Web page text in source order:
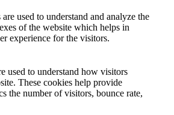
used to understand and analyze the
of the website which helps in
experience for the visitors.
used to understand how visitors
These cookies help provide
the number of visitors, bounce rate,